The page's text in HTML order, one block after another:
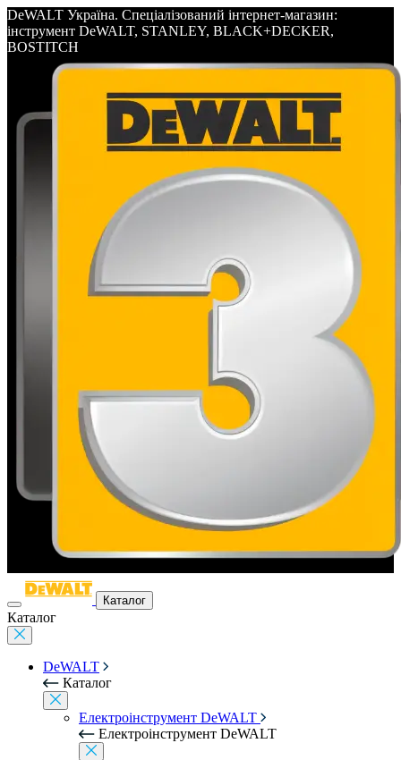
DeWALT Україна. Спеціалізований інтернет-магазин:
інструмент DeWALT, STANLEY, BLACK+DECKER,
BOSTITCH
Каталог
Каталог
DeWALT
Каталог
Електроінструмент DeWALT
Електроінструмент DeWALT